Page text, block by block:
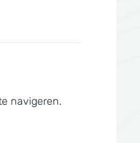
navigeren.